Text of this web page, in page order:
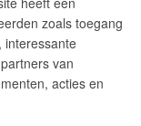
zoals toegang
interessante
van
acties en